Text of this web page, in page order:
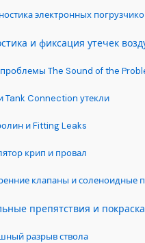
электронных
и фиксация утечек
The Sound of the
Tank Connection утекли
и Fitting Leaks
крип и провал
клапаны и соленоидные
препятствия и покраска
разрыв ствола